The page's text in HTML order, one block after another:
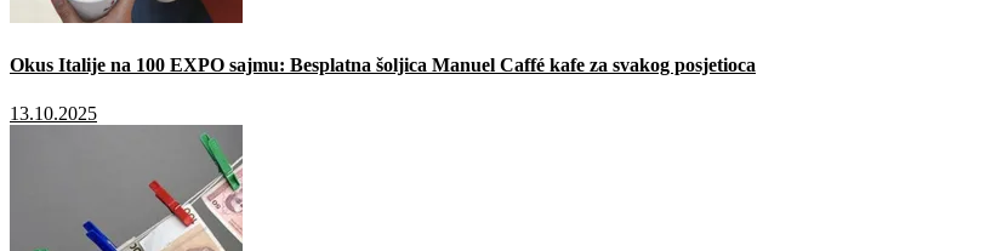
Okus Italije na 100 EXPO sajmu: Besplatna šoljica Manuel Caffé kafe za svakog posjetioca
13.10.2025